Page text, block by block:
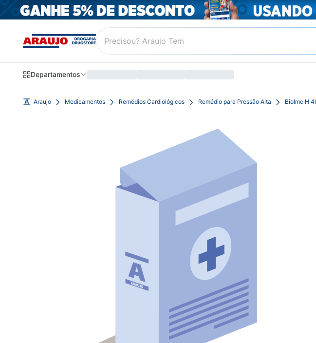
Departamentos
Araujo Medicamentos Remédios Cardiológicos Remédio para Pressão Alta Biolme H